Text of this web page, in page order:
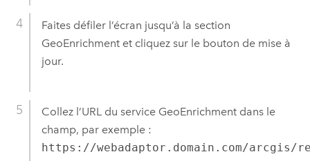
Faites défiler l’écran jusqu’à la section
GeoEnrichmentet cliquez sur le bouton de mise à
jour.
Collez l’URL du service GeoEnrichmentdans le
champ, par exemple :
https://webadaptor.domain.com/arcgis/